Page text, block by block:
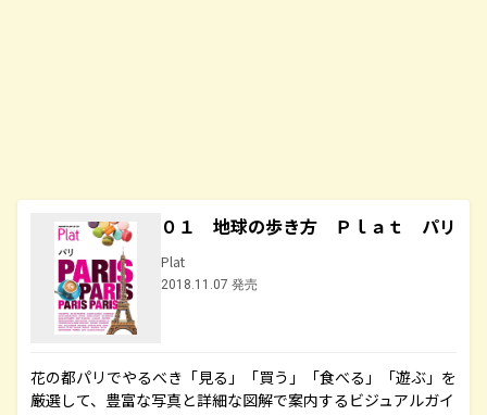
０１ 地球の歩き方 Ｐｌａｔ パリ
Plat
2018.11.07 発売
花の都パリでやるべき「見る」「買う」「食べる」「遊ぶ」を
厳選して、豊富な写真と詳細な図解で案内するビジュアルガイ